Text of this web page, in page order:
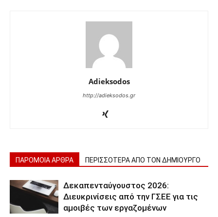
Adieksodos
http://adieksodos.gr
ΠΑΡΟΜΟΙΑ ΑΡΘΡΑ ΠΕΡΙΣΣΟΤΕΡΑ ΑΠΟ ΤΟΝ ΔΗΜΙΟΥΡΓΟ
Δεκαπενταύγουστος 2026:
Διευκρινίσεις από την ΓΣΕΕ για τις
αμοιβές των εργαζομένων